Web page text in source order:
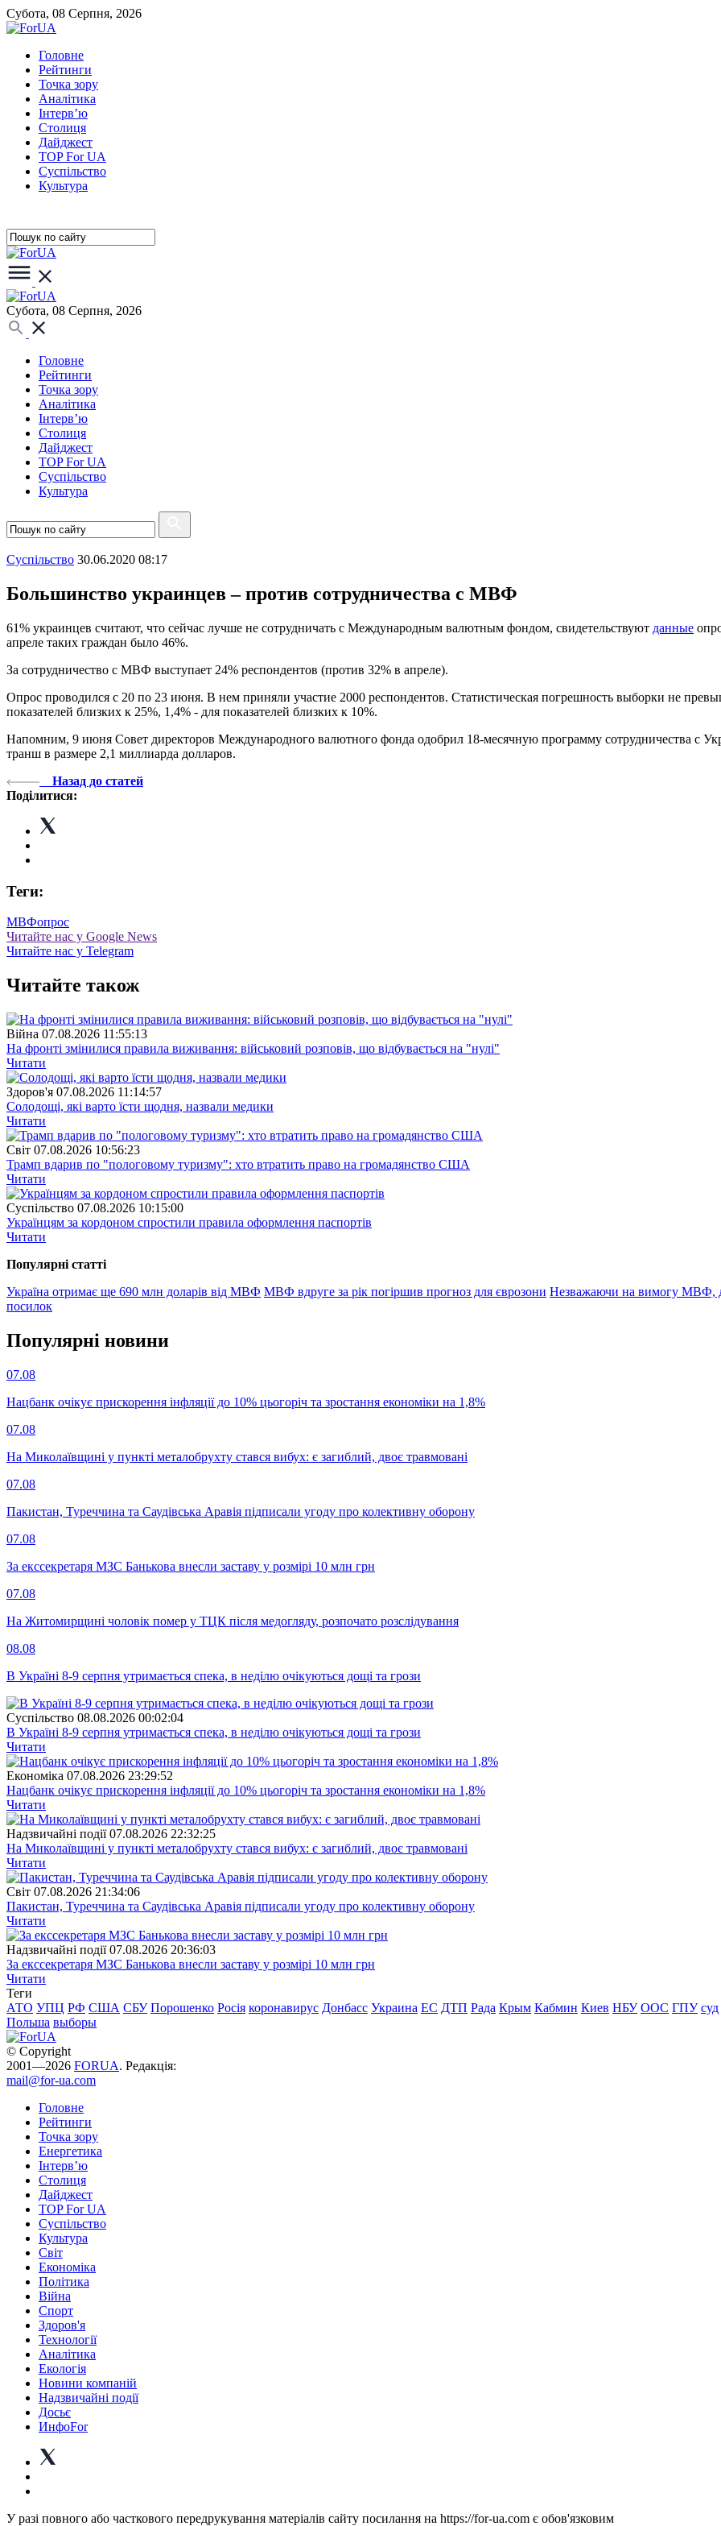
Субота, 08 Серпня, 2026
Головне
Рейтинги
Точка зору
Аналітика
Інтерв’ю
Столиця
Дайджест
TOP For UA
Суспiльство
Культура
Субота, 08 Серпня, 2026
Головне
Рейтинги
Точка зору
Аналітика
Інтерв’ю
Столиця
Дайджест
TOP For UA
Суспiльство
Культура
Суспiльство 30.06.2020 08:17
Большинство украинцев – против сотрудничества с МВФ
61% украинцев считают, что сейчас лучше не сотрудничать с Международным валютным фондом, свидетельствуют данные
апреле таких граждан было 46%.
За сотрудничество с МВФ выступает 24% респондентов (против 32% в апреле).
Опрос проводился с 20 по 23 июня. В нем приняли участие 2000 респондентов. Статистическая погрешность выборки не
показателей близких к 25%, 1,4% - для показателей близких к 10%.
Напомним, 9 июня Совет директоров Международного валютного фонда одобрил 18-месячную программу сотрудничества с
транш в размере 2,1 миллиарда долларов.
Назад до статей
Поділитися:
Теги:
МВФопрос
Читайте нас у Google News
Читайте нас у Telegram
Читайте також
Війна 07.08.2026 11:55:13
На фронті змінилися правила виживання: військовий розповів, що відбувається на "нулі"
Читати
Здоров'я 07.08.2026 11:14:57
Солодощі, які варто їсти щодня, назвали медики
Читати
Свiт 07.08.2026 10:56:23
Трамп вдарив по "пологовому туризму": хто втратить право на громадянство США
Читати
Суспiльство 07.08.2026 10:15:00
Українцям за кордоном спростили правила оформлення паспортів
Читати
Популярнi статтi
Україна отримає ще 690 млн доларів від МВФ МВФ вдруге за рік погіршив прогноз для єврозони Незважаючи на вимогу МВФ,
посилок
Популярнi новини
07.08
Нацбанк очікує прискорення інфляції до 10% цьогоріч та зростання економіки на 1,8%
07.08
На Миколаївщині у пункті металобрухту стався вибух: є загиблий, двоє травмовані
07.08
Пакистан, Туреччина та Саудівська Аравія підписали угоду про колективну оборону
07.08
За екссекретаря МЗС Банькова внесли заставу у розмірі 10 млн грн
07.08
На Житомирщині чоловік помер у ТЦК після медогляду, розпочато розслідування
08.08
В Україні 8-9 серпня утримається спека, в неділю очікуються дощі та грози
Суспiльство 08.08.2026 00:02:04
В Україні 8-9 серпня утримається спека, в неділю очікуються дощі та грози
Читати
Економіка 07.08.2026 23:29:52
Нацбанк очікує прискорення інфляції до 10% цьогоріч та зростання економіки на 1,8%
Читати
Надзвичайні події 07.08.2026 22:32:25
На Миколаївщині у пункті металобрухту стався вибух: є загиблий, двоє травмовані
Читати
Свiт 07.08.2026 21:34:06
Пакистан, Туреччина та Саудівська Аравія підписали угоду про колективну оборону
Читати
Надзвичайні події 07.08.2026 20:36:03
За екссекретаря МЗС Банькова внесли заставу у розмірі 10 млн грн
Читати
Теги
АТО УПЦ РФ США СБУ Порошенко Росія коронавирус Донбасс Украина ЕС ДТП Рада Крым Кабмин Киев НБУ ООС ГПУ суд
Польша выборы
© Copyright
2001—2026 FORUA. Редакція:
mail@for-ua.com
Головне
Рейтинги
Точка зору
Енергетика
Інтерв’ю
Столиця
Дайджест
TOP For UA
Суспiльство
Культура
Світ
Економіка
Політика
Війна
Спорт
Здоров'я
Технології
Аналітика
Екологія
Новини компаній
Надзвичайні події
Досьє
ИнфоFor
У разі повного або часткового передрукування матеріалів сайту посилання на https://for-ua.com є обов'язковим